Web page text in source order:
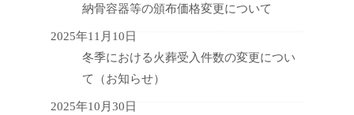
納骨容器等の頒布価格変更について
2025年11月10日
冬季における火葬受入件数の変更につい
て（お知らせ）
2025年10月30日